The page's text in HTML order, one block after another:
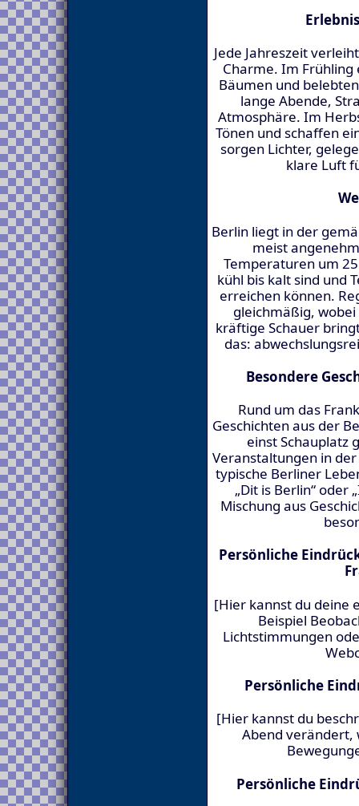
Jede Jahreszeit
Charme. Im
Bäumen und
lange Abende,
Atmosphäre. Im
Tönen und schaffen
sorgen Lichter,
klare Luft
Berlin liegt in der
meist
Temperaturen um
kühl bis kalt sind und
erreichen können.
gleichmäßig,
kräftige Schauer
das:
Besondere
Rund um das
Geschichten aus der
einst Schauplatz
Veranstaltungen in
typische Berliner
„Dit is Berlin“ oder
Mischung aus
Persönliche
[Hier kannst du deine
Beispiel
Lichtstimmungen
Persönliche
[Hier kannst du
Abend verändert,
Persönliche